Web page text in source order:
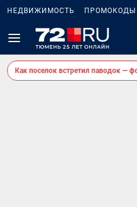
НЕДВИЖИМОСТЬ ПРОМОКОДЫ
Как поселок встретил паводок —